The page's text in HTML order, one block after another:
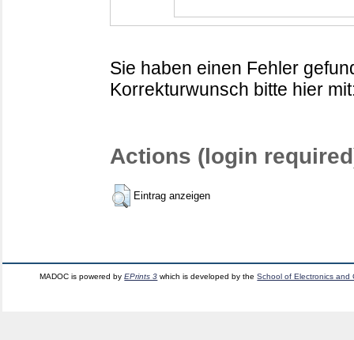
Sie haben einen Fehler
Korrekturwunsch bitte hier
Actions (login
Eintrag anzeigen
MADOC is powered byEPrints 3 which is developed by theSchool of Electronics and